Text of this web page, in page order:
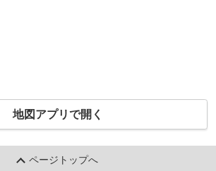
地図アプリで開く
ページトップへ